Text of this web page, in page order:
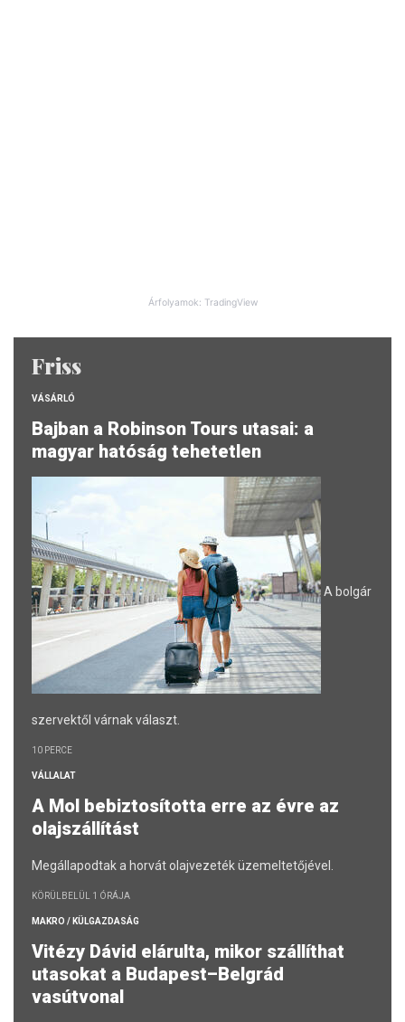
Árfolyamok: TradingView
Friss
VÁSÁRLÓ
Bajban a Robinson Tours utasai: a
magyar hatóság tehetetlen
A bolgár
szervektől várnak választ.
10 PERCE
VÁLLALAT
A Mol bebiztosította erre az évre az
olajszállítást
Megállapodtak a horvát olajvezeték üzemeltetőjével.
KÖRÜLBELÜL 1 ÓRÁJA
MAKRO / KÜLGAZDASÁG
Vitézy Dávid elárulta, mikor szállíthat
utasokat a Budapest–Belgrád
vasútvonal